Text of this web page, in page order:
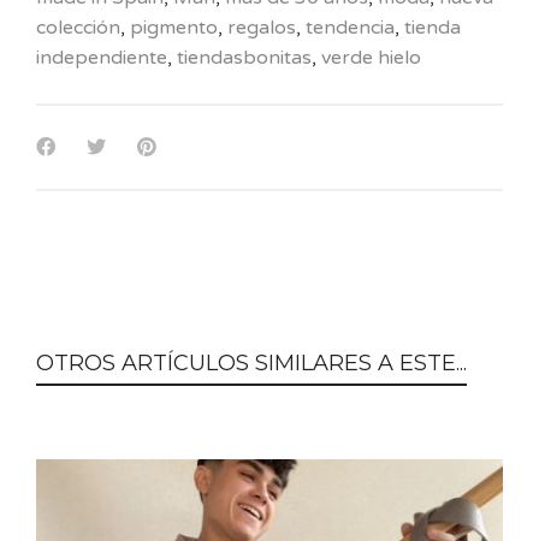
colección, pigmento, regalos, tendencia, tienda
independiente, tiendasbonitas, verde hielo
OTROS ARTÍCULOS SIMILARES A ESTE...